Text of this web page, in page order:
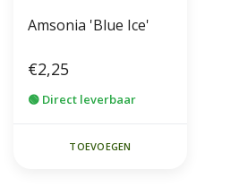
Amsonia 'Blue Ice'
€2,25
🟢 Direct leverbaar
TOEVOEGEN